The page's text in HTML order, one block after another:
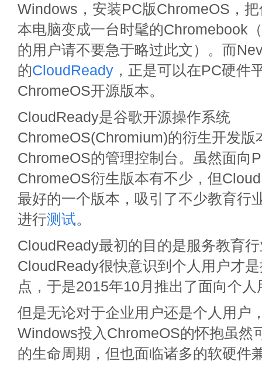
Windows，安装PC版ChromeOS，
本电脑变成一台时髦的Chromebook
的用户请不要急于略过此文）。而
的CloudReady ，正是可以在PC硬件
ChromeOS开源版本。
CloudReady是谷歌开源操作系统
ChromeOS(Chromium)的衍生开发版
ChromeOS的管理控制台。虽然面向
ChromeOS衍生版本有不少，但
最好的一个版本，吸引了不少教育行
进行测试。
CloudReady最初的目的是服务教育
CloudReady很快意识到个人用户才
点，于是2015年10月推出了面向个人
但是无论对于企业用户还是个人用户
Windows投入ChromeOS的怀抱虽然
的生命周期，但也面临诸多的软硬件